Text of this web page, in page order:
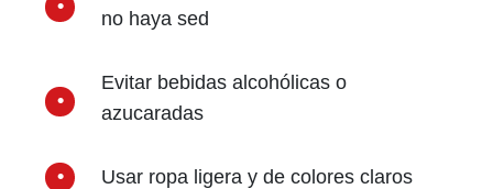
no haya sed
Evitar bebidas alcohólicas o
azucaradas
Usar ropa ligera y de colores claros